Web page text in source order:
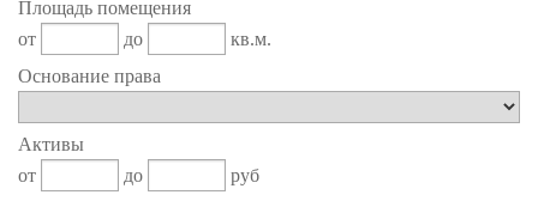
Площадь помещения
от
до
кв.м.
Основание права
Активы
от
до
руб